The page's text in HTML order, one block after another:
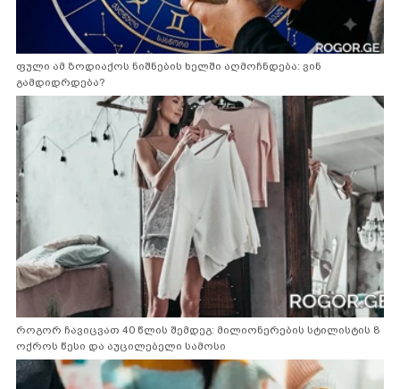
ფული ამ ზოდიაქოს ნიშნების ხელში აღმოჩნდება: ვინ
გამდიდრდება?
როგორ ჩავიცვათ 40 წლის შემდეგ: მილიონერების სტილისტის 8
ოქროს წესი და აუცილებელი სამოსი